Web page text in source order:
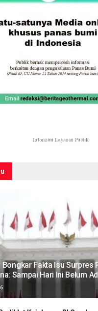
Fakta Isu Surpres
Sampai Hari Ini Belum